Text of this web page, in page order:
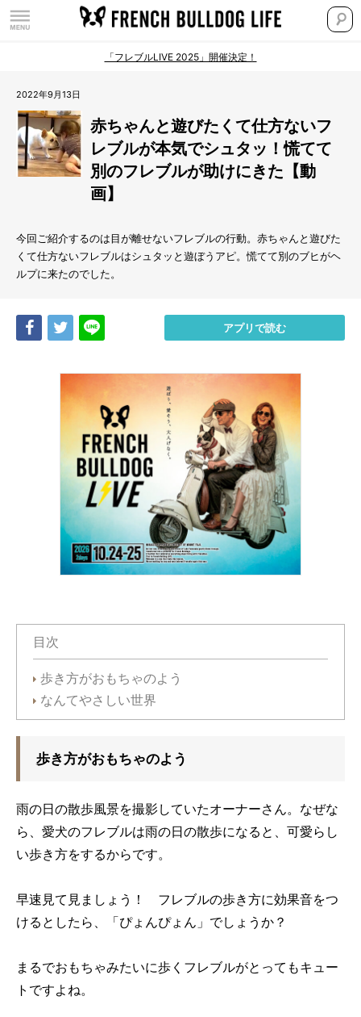
「フレブルLIVE 2025」開催決定！
2022年9月13日
赤ちゃんと遊びたくて仕方ないフ
レブルが本気でシュタッ！慌てて
別のフレブルが助けにきた【動
画】
今回ご紹介するのは目が離せないフレブルの行動。赤ちゃんと遊びた
くて仕方ないフレブルはシュタッと遊ぼうアピ。慌てて別のブヒがヘ
ルプに来たのでした。
Share Tweet アプリで読む
目次
歩き方がおもちゃのよう
なんてやさしい世界
歩き方がおもちゃのよう
雨の日の散歩風景を撮影していたオーナーさん。なぜな
ら、愛犬のフレブルは雨の日の散歩になると、可愛らし
い歩き方をするからです。
早速見て見ましょう！ フレブルの歩き方に効果音をつ
けるとしたら、「ぴょんぴょん」でしょうか？
まるでおもちゃみたいに歩くフレブルがとってもキュー
トですよね。